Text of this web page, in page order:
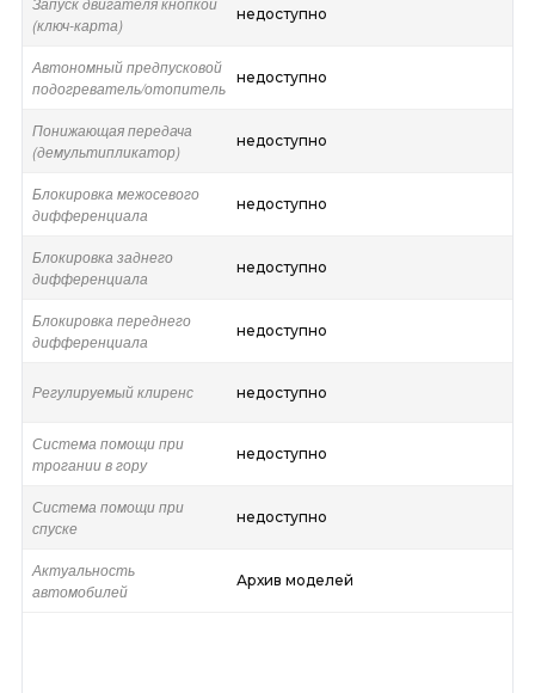
(ключ-карта)
недоступно
Автономный предпусковой
подогреватель/отопитель
недоступно
Понижающая передача
(демультипликатор)
недоступно
Блокировка межосевого
дифференциала
недоступно
Блокировка заднего
дифференциала
недоступно
Блокировка переднего
дифференциала
недоступно
Регулируемый клиренс недоступно
Система помощи при
трогании в гору
недоступно
Система помощи при
спуске
недоступно
Актуальность
автомобилей
Архив моделей